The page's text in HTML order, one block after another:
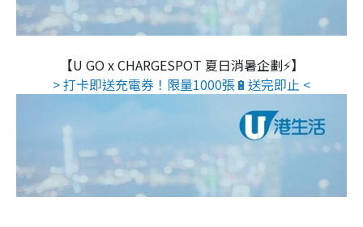
【U GO x CHARGESPOT 夏日消暑企劃⚡】
> 打卡即送充電券！限量1000張🔋送完即止 <